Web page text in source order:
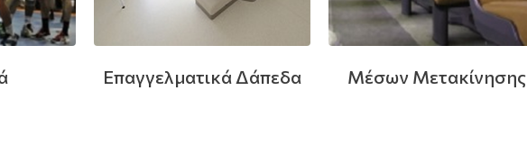
Επαγγελματικά Δάπεδα Μέσων Μετακίνησης